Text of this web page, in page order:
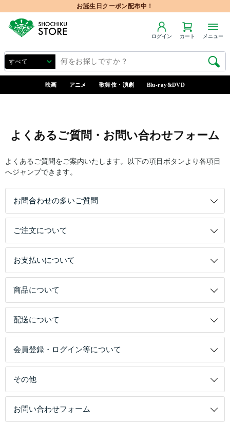
お誕生日クーポン配布中！
ログイン カート メニュー
映画 アニメ 歌舞伎・演劇 Blu-ray&DVD
よくあるご質問・お問い合わせフォーム
よくあるご質問をご案内いたします。以下の項目ボタンより各項目
へジャンプできます。
お問合わせの多いご質問
ご注文について
お支払いについて
商品について
配送について
会員登録・ログイン等について
その他
お問い合わせフォーム